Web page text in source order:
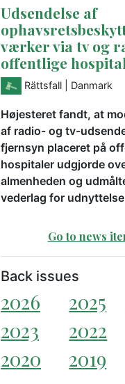
Udsendelse af
værker via tv og
offentlige
Rättsfall | Danmark
Højesteret fandt, at
af radio- og tv-
fjernsyn placeret på
hospitaler udgjorde
almenheden og
vederlag for
Go to news
Back issues
2026 2025
2023
2022
2020
2019